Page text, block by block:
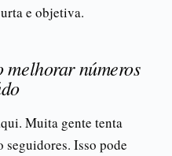
e objetiva.
melhorar números
Muita gente tenta
seguidores. Isso pode